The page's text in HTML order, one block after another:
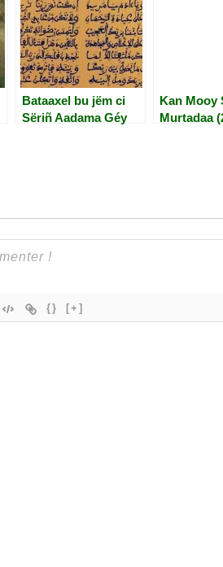
Bataaxel bu jëm ci
Sëriñ Aadama Géy
Kan Mooy
Murtadaa
{} [+]